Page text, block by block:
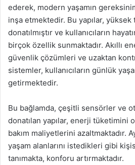
ederek, modern yaşamın
inşa etmektedir. Bu yapılar,
donatılmıştır ve kullanıcıların
birçok özellik sunmaktadır. Akıllı
güvenlik çözümleri ve uzaktan
sistemler, kullanıcıların günlük
getirmektedir.
Bu bağlamda, çeşitli sensörler ve
donatılan yapılar, enerji tüketimini
bakım maliyetlerini azaltmaktadır.
yaşam alanlarını istedikleri gibi
tanımakta, konforu artırmaktadır.